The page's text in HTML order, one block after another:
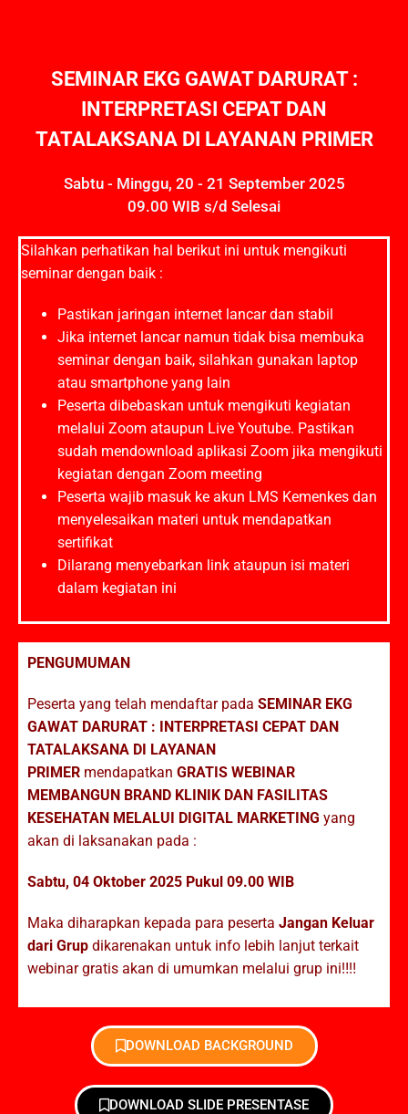
SEMINAR EKG GAWAT DARURAT :
INTERPRETASI CEPAT DAN
TATALAKSANA DI LAYANAN PRIMER
Sabtu - Minggu, 20 - 21 September 2025
09.00 WIB s/d Selesai
Silahkan perhatikan hal berikut ini untuk mengikuti
seminar dengan baik :
Pastikan jaringan internet lancar dan stabil
Jika internet lancar namun tidak bisa membuka
seminar dengan baik, silahkan gunakan laptop
atau smartphone yang lain
Peserta dibebaskan untuk mengikuti kegiatan
melalui Zoom ataupun Live Youtube. Pastikan
sudah mendownload aplikasi Zoom jika mengikuti
kegiatan dengan Zoom meeting
Peserta wajib masuk ke akun LMS Kemenkes dan
menyelesaikan materi untuk mendapatkan
sertifikat
Dilarang menyebarkan link ataupun isi materi
dalam kegiatan ini
PENGUMUMAN
Peserta yang telah mendaftar pada SEMINAR EKG
GAWAT DARURAT : INTERPRETASI CEPAT DAN
TATALAKSANA DI LAYANAN
PRIMER mendapatkan GRATIS WEBINAR
MEMBANGUN BRAND KLINIK DAN FASILITAS
KESEHATAN MELALUI DIGITAL MARKETING yang
akan di laksanakan pada :
Sabtu, 04 Oktober 2025 Pukul 09.00 WIB
Maka diharapkan kepada para peserta Jangan Keluar
dari Grup dikarenakan untuk info lebih lanjut terkait
webinar gratis akan di umumkan melalui grup ini‼️‼️
DOWNLOAD BACKGROUND
DOWNLOAD SLIDE PRESENTASE